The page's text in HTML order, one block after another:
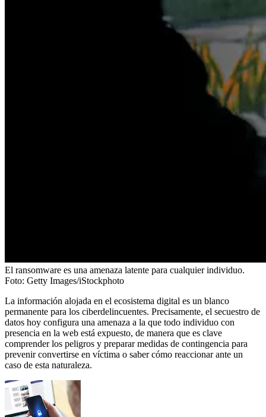
El ransomware es una amenaza latente para cualquier individuo.
Foto: Getty Images/iStockphoto
La información alojada en el ecosistema digital es un blanco
permanente para los ciberdelincuentes. Precisamente, el secuestro de
datos hoy configura una amenaza a la que todo individuo con
presencia en la web está expuesto, de manera que es clave
comprender los peligros y preparar medidas de contingencia para
prevenir convertirse en víctima o saber cómo reaccionar ante un
caso de esta naturaleza.